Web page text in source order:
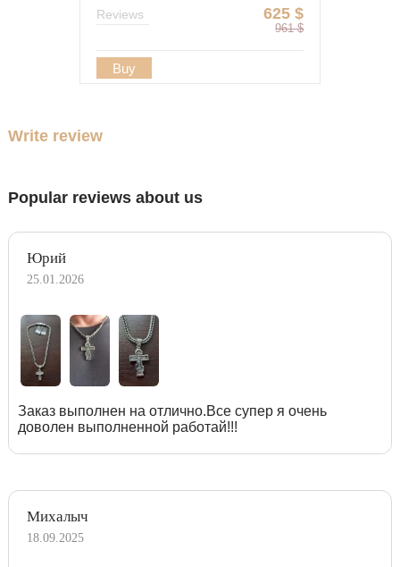
625 $
961 $
Reviews
Buy
Write review
Popular reviews about us
Юрий
25.01.2026
Заказ выполнен на отлично.Все супер я очень
доволен выполненной работай!!!
Михалыч
18.09.2025